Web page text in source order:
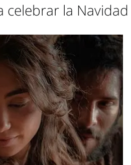
celebrar la Navidad